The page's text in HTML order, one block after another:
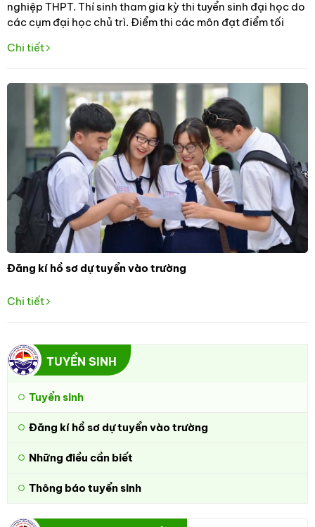
nghiệp THPT. Thí sinh tham gia kỳ thi tuyển sinh đại học do
các cụm đại học chủ trì. Điểm thi các môn đạt điểm tối
Chi tiết
Đăng kí hồ sơ dự tuyển vào trường
Chi tiết
TUYỂN SINH
Tuyển sinh
Đăng kí hồ sơ dự tuyển vào trường
Những điều cần biết
Thông báo tuyển sinh